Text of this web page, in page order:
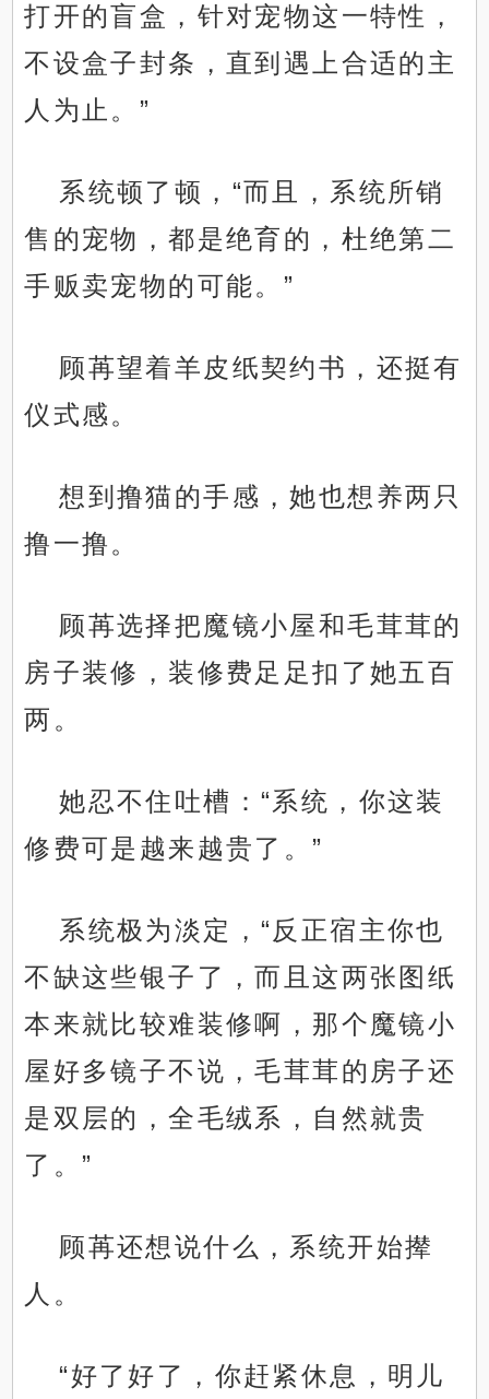
打开的盲盒，针对宠物这一特性，
不设盒子封条，直到遇上合适的主
人为止。”
系统顿了顿，“而且，系统所销
售的宠物，都是绝育的，杜绝第二
手贩卖宠物的可能。”
顾苒望着羊皮纸契约书，还挺有
仪式感。
想到撸猫的手感，她也想养两只
撸一撸。
顾苒选择把魔镜小屋和毛茸茸的
房子装修，装修费足足扣了她五百
两。
她忍不住吐槽：“系统，你这装
修费可是越来越贵了。”
系统极为淡定，“反正宿主你也
不缺这些银子了，而且这两张图纸
本来就比较难装修啊，那个魔镜小
屋好多镜子不说，毛茸茸的房子还
是双层的，全毛绒系，自然就贵
了。”
顾苒还想说什么，系统开始撵
人。
“好了好了，你赶紧休息，明儿